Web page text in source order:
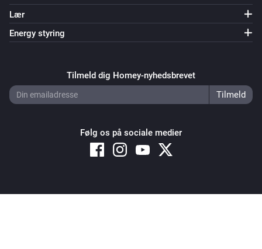
Lær
Energy styring
Tilmeld dig Homey-nyhedsbrevet
Følg os på sociale medier